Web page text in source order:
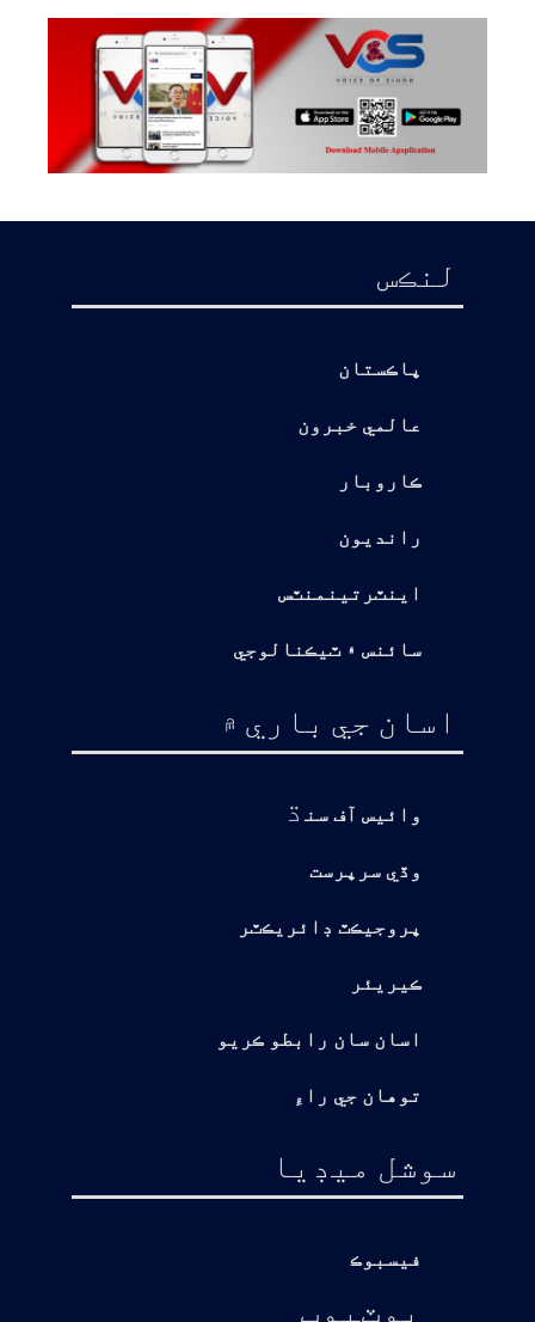
لنڪس
پاڪستان
عالمي خبرون
ڪاروبار
رانديون
اينٽرتينمنٽس
سائنس ۽ ٽيڪنالوجي
اسان جي باري ۾
وائيس آف سن ڌ
وڏي سرپرست
پروجيڪٽ ڊائريڪٽر
ڪيريئر
اسان سان رابطو ڪريو
توهان جي راءِ
سوشل ميڊيا
فيسبوڪ
يوٽيوب